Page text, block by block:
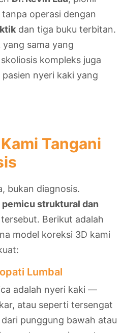
operasi dengan
dan tiga buku terbitan.
sama yang
kompleks juga
nyeri kaki yang
Tangani
bukan diagnosis.
pemicu struktural dan
Berikut adalah
model koreksi 3D kami
Lumbal
adalah nyeri kaki —
atau seperti tersengat
punggung bawah atau